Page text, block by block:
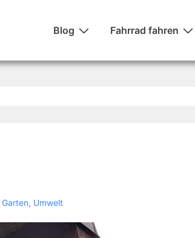
Hauptnavigation
Blog Fahrrad fahren
Garten, Umwelt